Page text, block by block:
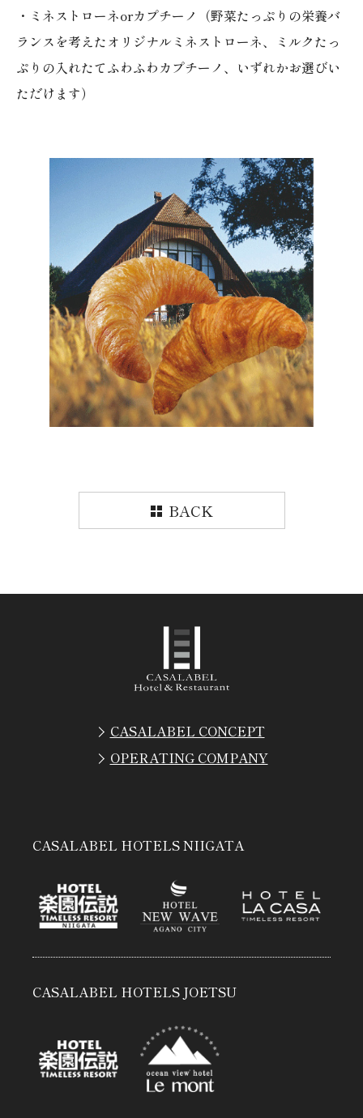
・ミネストローネorカプチーノ（野菜たっぷりの栄養バ
ランスを考えたオリジナルミネストローネ、ミルクたっ
ぷりの入れたてふわふわカプチーノ、いずれかお選びい
ただけます）
BACK
CASALABEL CONCEPT
OPERATING COMPANY
CASALABEL HOTELS NIIGATA
CASALABEL HOTELS JOETSU